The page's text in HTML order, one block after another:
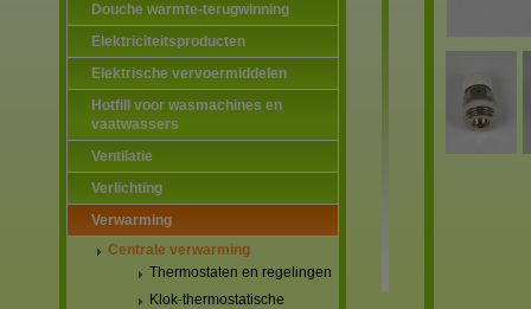
Douche warmte-terugwinning
Elektriciteitsproducten
Elektrische vervoermiddelen
Hotfill voor wasmachines en
vaatwassers
Ventilatie
Verlichting
Verwarming
Centrale verwarming
Thermostaten en regelingen
Klok-thermostatische